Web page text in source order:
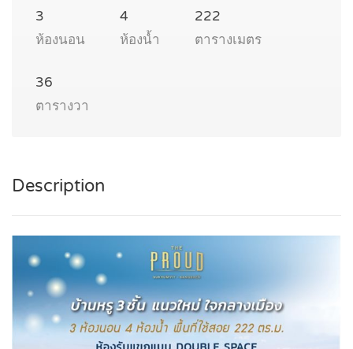
3
ห้องนอน
4
ห้องน้ำ
222
ตารางเมตร
36
ตารางวา
Description